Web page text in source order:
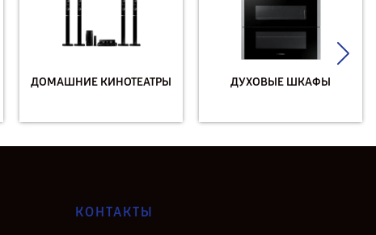
ДОМАШНИЕ КИНОТЕАТРЫ ДУХОВЫЕ ШКАФЫ
КОНТАКТЫ